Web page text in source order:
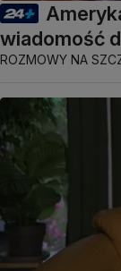
wiadomość
ROZMOWY NA